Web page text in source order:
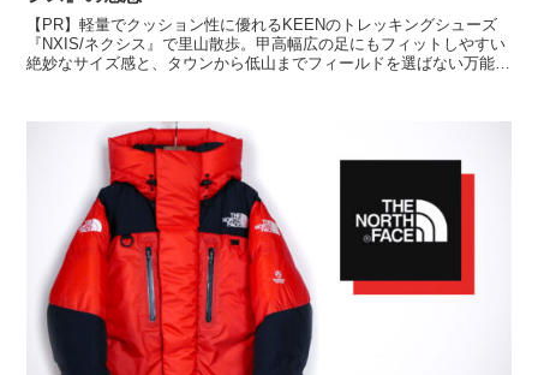
【PR】軽量でクッション性に優れるKEENのトレッキングシューズ
『NXIS/ネクシス』で里山散歩。甲高幅広の足にもフィットしやすい
絶妙なサイズ感と、タウンから低山までフィールドを選ばない万能さ